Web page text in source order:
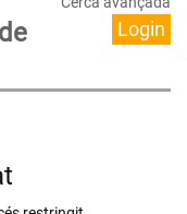
Login